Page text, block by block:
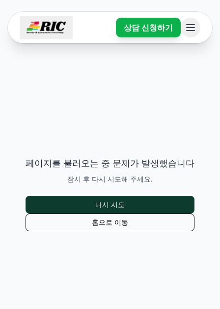
상담 신청하기
페이지를 불러오는 중 문제가 발생했습니다
잠시 후 다시 시도해 주세요.
다시 시도
홈으로 이동